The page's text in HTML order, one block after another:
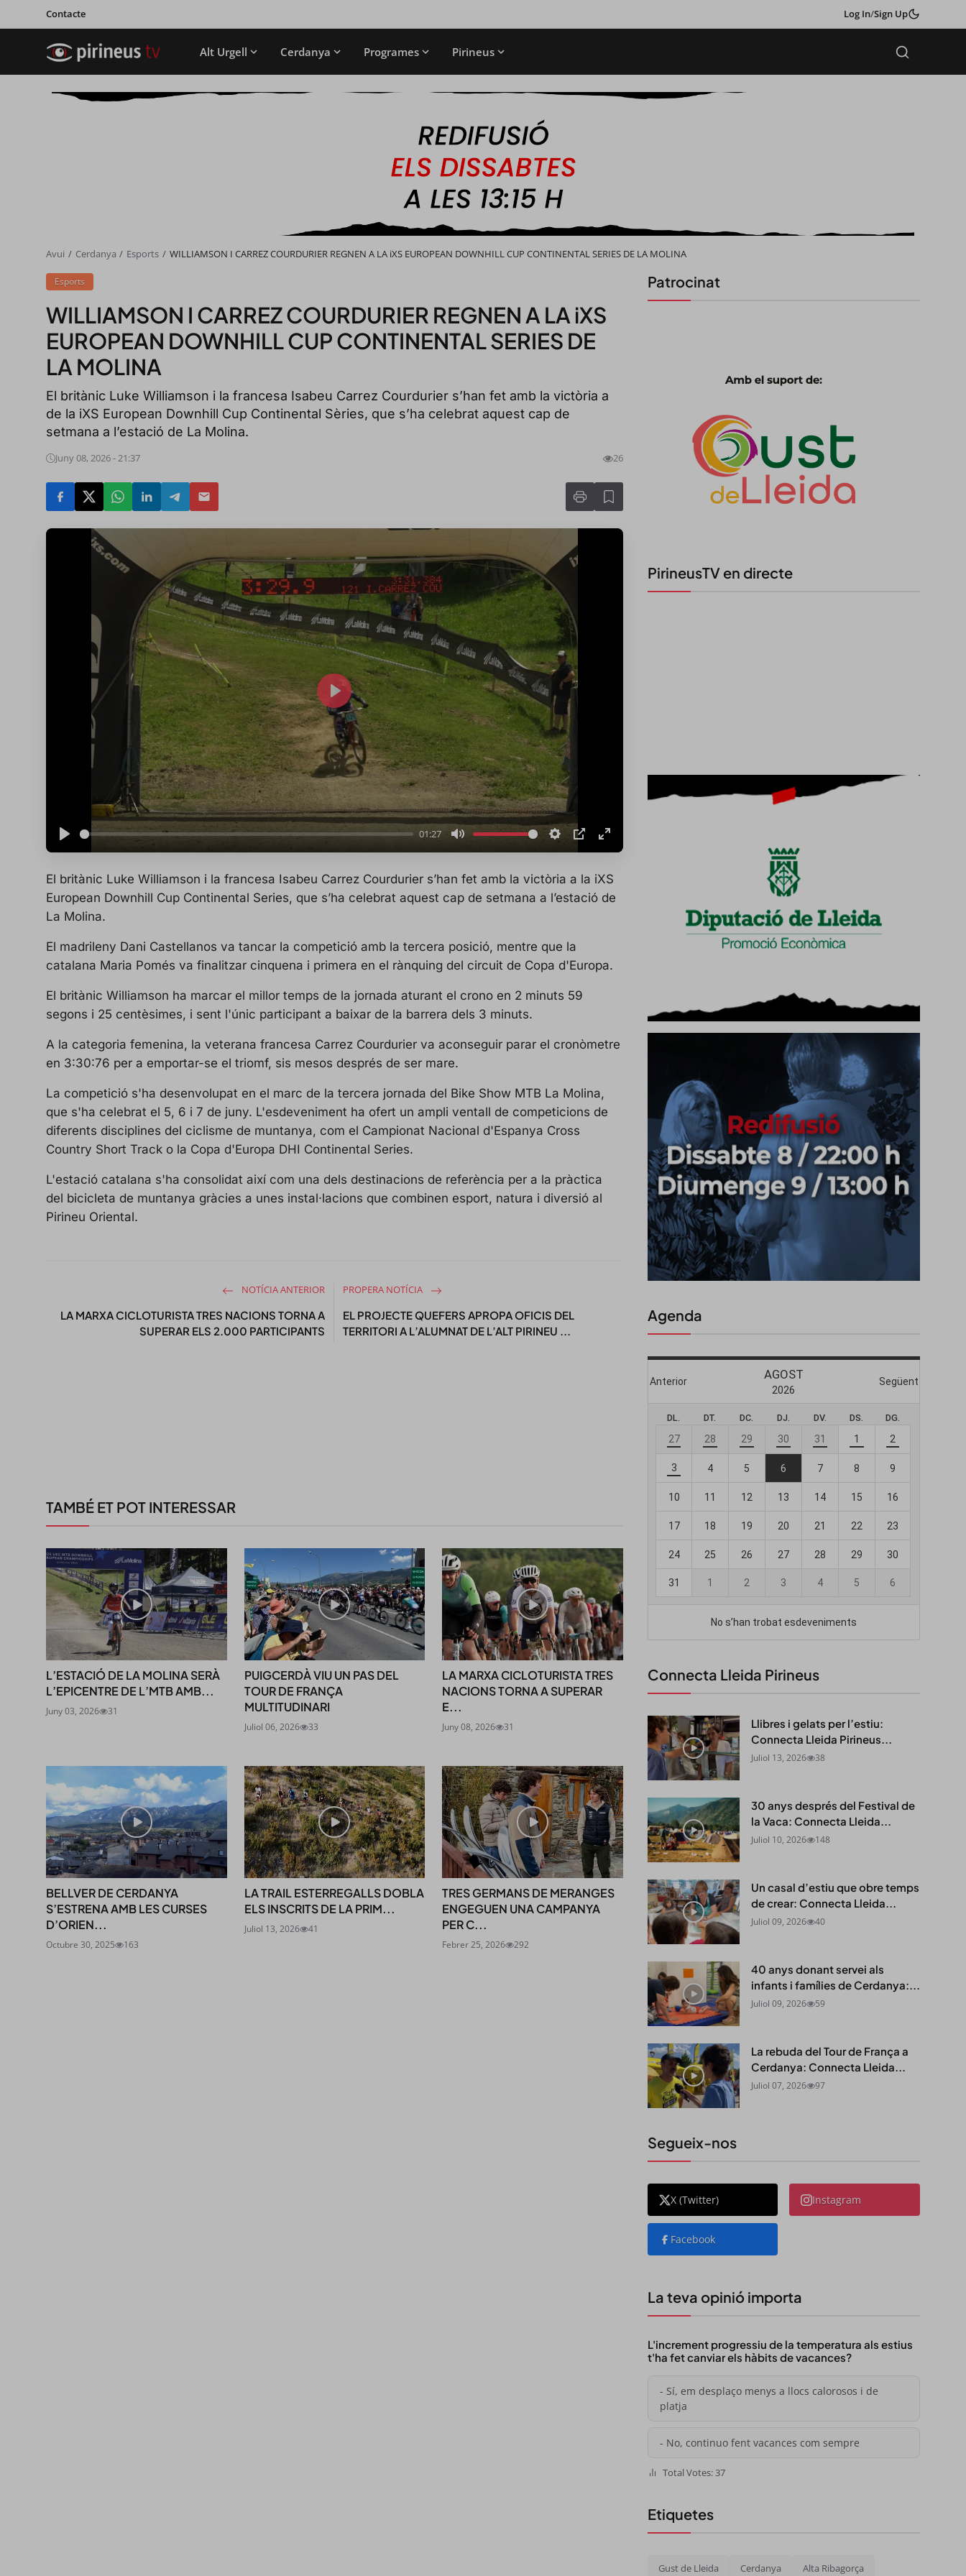
Contacte Log In/Sign Up
Alt Urgell Cerdanya Programes Pirineus
Avui Cerdanya Esports WILLIAMSON I CARREZ COURDURIER REGNEN A LA iXS EUROPEAN DOWNHILL CUP CONTINENTAL SERIES DE LA MOLINA
Esports
WILLIAMSON I CARREZ COURDURIER REGNEN A LA iXS
EUROPEAN DOWNHILL CUP CONTINENTAL SERIES DE
LA MOLINA
El britànic Luke Williamson i la francesa Isabeu Carrez Courdurier s’han fet amb la victòria a
de la iXS European Downhill Cup Continental Sèries, que s’ha celebrat aquest cap de
setmana a l’estació de La Molina.
Juny 08, 2026 - 21:37 26
P
a
y
01:27
M
e
S
t
t
P
P
E
t
e
l
r
P
l
a
y
El britànic Luke Williamson i la francesa Isabeu Carrez Courdurier s’han fet amb la victòria a la iXS
European Downhill Cup Continental Series, que s’ha celebrat aquest cap de setmana a l’estació de
La Molina.
El madrileny Dani Castellanos va tancar la competició amb la tercera posició, mentre que la
catalana Maria Pomés va finalitzar cinquena i primera en el rànquing del circuit de Copa d'Europa.
El britànic Williamson ha marcar el millor temps de la jornada aturant el crono en 2 minuts 59
segons i 25 centèsimes, i sent l'únic participant a baixar de la barrera dels 3 minuts.
A la categoria femenina, la veterana francesa Carrez Courdurier va aconseguir parar el cronòmetre
en 3:30:76 per a emportar-se el triomf, sis mesos després de ser mare.
La competició s'ha desenvolupat en el marc de la tercera jornada del Bike Show MTB La Molina,
que s'ha celebrat el 5, 6 i 7 de juny. L'esdeveniment ha ofert un ampli ventall de competicions de
diferents disciplines del ciclisme de muntanya, com el Campionat Nacional d'Espanya Cross
Country Short Track o la Copa d'Europa DHI Continental Series.
L'estació catalana s'ha consolidat així com una dels destinacions de referència per a la pràctica
del bicicleta de muntanya gràcies a unes instal·lacions que combinen esport, natura i diversió al
Pirineu Oriental.
NOTÍCIA ANTERIOR
LA MARXA CICLOTURISTA TRES NACIONS TORNA A
SUPERAR ELS 2.000 PARTICIPANTS
PROPERA NOTÍCIA
EL PROJECTE QUEFERS APROPA OFICIS DEL
TERRITORI A L’ALUMNAT DE L’ALT PIRINEU ...
TAMBÉ ET POT INTERESSAR
L’ESTACIÓ DE LA MOLINA SERÀ
L’EPICENTRE DE L’MTB AMB...
Juny 03, 2026 31
PUIGCERDÀ VIU UN PAS DEL
TOUR DE FRANÇA
MULTITUDINARI
Juliol 06, 2026 33
LA MARXA CICLOTURISTA TRES
NACIONS TORNA A SUPERAR
E...
Juny 08, 2026 31
BELLVER DE CERDANYA
S’ESTRENA AMB LES CURSES
D’ORIEN...
Octubre 30, 2025 163
LA TRAIL ESTERREGALLS DOBLA
ELS INSCRITS DE LA PRIM...
Juliol 13, 2026 41
TRES GERMANS DE MERANGES
ENGEGUEN UNA CAMPANYA
PER C...
Febrer 25, 2026 292
Patrocinat
PirineusTV en directe
Agenda
Connecta Lleida Pirineus
Llibres i gelats per l’estiu:
Connecta Lleida Pirineus...
Juliol 13, 2026 38
30 anys després del Festival de
la Vaca: Connecta Lleida...
Juliol 10, 2026 148
Un casal d’estiu que obre temps
de crear: Connecta Lleida...
Juliol 09, 2026 40
40 anys donant servei als
infants i famílies de Cerdanya:...
Juliol 09, 2026 59
La rebuda del Tour de França a
Cerdanya: Connecta Lleida...
Juliol 07, 2026 97
Segueix-nos
X (Twitter) Instagram
Facebook
La teva opinió importa
L'increment progressiu de la temperatura als estius
t'ha fet canviar els hàbits de vacances?
- Sí, em desplaço menys a llocs calorosos i de
platja
- No, continuo fent vacances com sempre
Total Votes: 37
Etiquetes
Gust de Lleida Cerdanya Alta Ribagorça
Uneix-te al nostre butlletí
Tota l’actualitat, seleccionada i enviada
directament al teu correu. Subscriu-te al nostre
butlletí i segueix la informació que importa.
SUBSCRIU-TE